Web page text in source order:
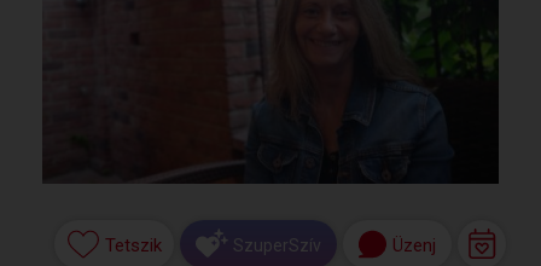
Tetszik SzuperSzív Üzenj